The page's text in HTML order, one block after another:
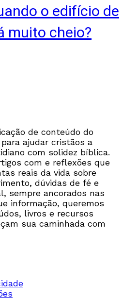
o edifício de
muito cheio?
de conteúdo do
ajudar cristãos a
com solidez bíblica.
com e reflexões que
reais da vida sobre
dúvidas de fé e
sempre ancorados nas
informação, queremos
livros e recursos
sua caminhada com